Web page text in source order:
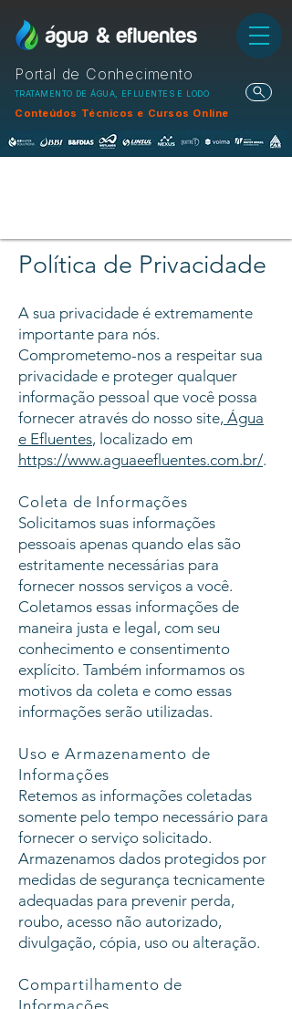
Portal de Conhecimento
TRATAMENTO DE ÁGUA, EFLUENTES E LODO
Conteúdos Técnicos e Cursos Online
Política de Privacidade
A sua privacidade é extremamente
importante para nós.
Comprometemo-nos a respeitar sua
privacidade e proteger qualquer
informação pessoal que você possa
fornecer através do nosso site, Água
e Efluentes, localizado em
https://www.aguaeefluentes.com.br/.
Coleta de Informações
Solicitamos suas informações
pessoais apenas quando elas são
estritamente necessárias para
fornecer nossos serviços a você.
Coletamos essas informações de
maneira justa e legal, com seu
conhecimento e consentimento
explícito. Também informamos os
motivos da coleta e como essas
informações serão utilizadas.
Uso e Armazenamento de
Informações
Retemos as informações coletadas
somente pelo tempo necessário para
fornecer o serviço solicitado.
Armazenamos dados protegidos por
medidas de segurança tecnicamente
adequadas para prevenir perda,
roubo, acesso não autorizado,
divulgação, cópia, uso ou alteração.
Compartilhamento de
Informações